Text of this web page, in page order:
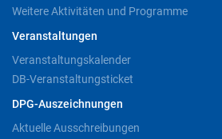
Weitere Aktivitäten und Programme
Veranstaltungen
Veranstaltungskalender
DB-Veranstaltungsticket
DPG-Auszeichnungen
Aktuelle Ausschreibungen